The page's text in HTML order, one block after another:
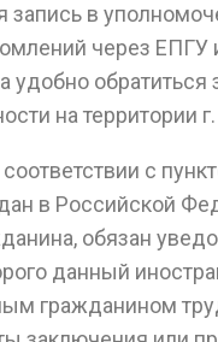
запись в
через ЕПГУ
удобно
на территории
с
в Российской
обязан
данный
гражданином